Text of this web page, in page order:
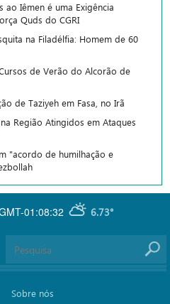
ao Iêmen é uma Exigência
Quds do CGRI
na Filadélfia: Homem de 60
de Verão do Alcorão de
de Taziyeh em Fasa, no Irã
Região Atingidos em Ataques
"acordo de humilhação e
01:08:32 6.73°
Sobre nós